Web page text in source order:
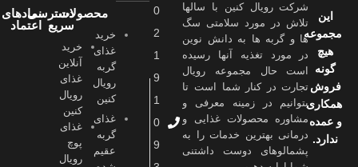
این
مجموعه
هیچ
گونه
فروش
همکاری
و عمده
ندارد.
شرکت رویال کنین با سالها
تلاش در مورد سلامتی سگ
ها و گربه ها به دانش نوین
در مورد تغذیه آنها رسیده
است حال مجموعه رویال
تجارت در کنار شما است تا
بتوانیم در زمینه معرفی و
مشاوره محصولات غذایی و
درمانی بهترین خدمات را به
پشمالوهای دوست داشتنی
0
2
1
9
1
0
9
محصولات
خرید
غذای
گربه
رویال
کنین
غذای
گربه
عقیم
دسترسی
سریع
خرید
آنلاین
غذای
رویال
کنین
غذای
پوچ
رویال
نمادهای
اعتماد